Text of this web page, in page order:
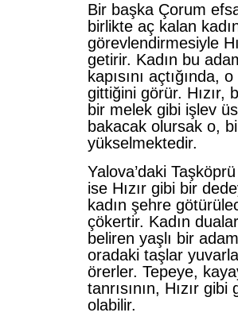
Bir başka Çorum
birlikte aç kalan
görevlendirmesiyle
getirir. Kadın bu
kapısını açtığında,
gittiğini görür. Hızır,
bir melek gibi işlev
bakacak olursak o,
yükselmektedir.
Yalova’daki
ise Hızır gibi bir
kadın şehre
çökertir. Kadın
beliren yaşlı bir
oradaki taşlar
örerler. Tepeye,
tanrısının, Hızır
olabilir.